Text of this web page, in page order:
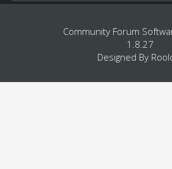
Community Forum
1.8.27
Designed By